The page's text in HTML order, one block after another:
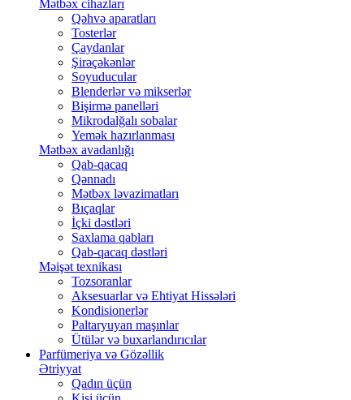
Mətbəx cihazları
Qəhvə aparatları
Tosterlər
Çaydanlar
Şirəçəkənlər
Soyuducular
Blenderlər və mikserlər
Bişirmə panelləri
Mikrodalğalı sobalar
Yemək hazırlanması
Mətbəx avadanlığı
Qab-qacaq
Qənnadı
Mətbəx ləvazimatları
Bıçaqlar
İçki dəstləri
Saxlama qabları
Qab-qacaq dəstləri
Məişət texnikası
Tozsoranlar
Aksesuarlar və Ehtiyat Hissələri
Kondisionerlər
Paltaryuyan maşınlar
Ütülər və buxarlandırıcılar
Parfümeriya və Gözəllik
Ətriyyat
Qadın üçün